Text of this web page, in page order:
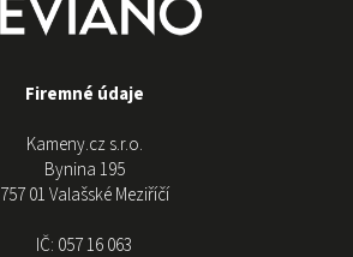
Firemné údaje
Kameny.cz s.r.o.
Bynina 195
757 01 Valašské Meziříčí
IČ: 057 16 063